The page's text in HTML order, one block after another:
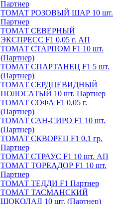
Партнер
ТОМАТ РОЗОВЫЙ ШАР 10 шт.
Партнер
ТОМАТ СЕВЕРНЫЙ
ЭКСПРЕСС F1 0,05 г. АП
ТОМАТ СТАРПОМ F1 10 шт.
(Партнер)
ТОМАТ СПАРТАНЕЦ F1 5 шт.
(Партнер)
ТОМАТ СЕРДЦЕВИДНЫЙ
ПОЛОСАТЫЙ 10 шт. Партнер
ТОМАТ СОФА F1 0,05 г.
(Партнер)
ТОМАТ САН-СИРО F1 10 шт.
(Партнер)
ТОМАТ СКВОРЕЦ F1 0,1 гр.
Партнер
ТОМАТ СТРАУС F1 10 шт. АП
ТОМАТ ТОРЕАДОР F1 10 шт.
Партнер
ТОМАТ ТЕДДИ F1 Партнер
ТОМАТ ТАСМАНСКИЙ
ШОКОЛАД 10 шт. (Партнер)